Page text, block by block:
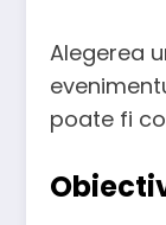
Alegerea
poate fi